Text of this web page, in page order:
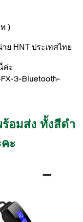
)
ย HNT ประเทศไทย
ค่ะ
FX-3-Bluetooth-
อมส่ง ทั้งสีดำ
ะ